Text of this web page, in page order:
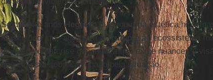
Se durante anosHegseth cultivou uma estética
musculoso" que agradava aTrump
e ao ecossistema
diante de uma crise geopolítica que exige nuances e
que ele está sobrecarregado pela situação.